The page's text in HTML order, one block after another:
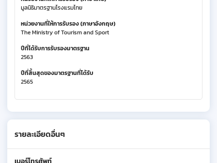
มูลนิธิมาตรฐานโรงแรมไทย
หน่วยงานที่ให้การรับรอง (ภาษาอังกฤษ)
The Ministry of Tourism and Sport
ปีที่ได้รับการรับรองมาตรฐาน
2563
ปีที่สิ้นสุดของมาตรฐานที่ได้รับ
2565
รายละเอียดอื่นๆ